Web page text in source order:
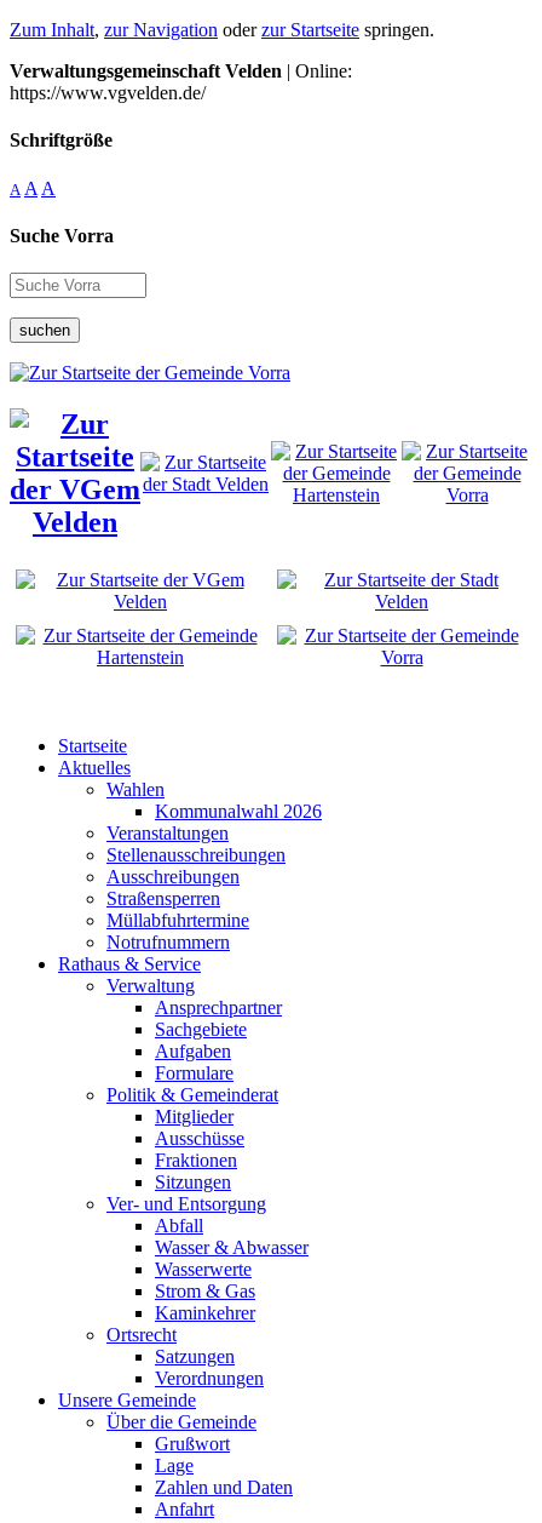
Zum Inhalt, zur Navigation oderzur Startseite springen.
Verwaltungsgemeinschaft Velden | Online:
https://www.vgvelden.de/
Schriftgröße
A A A
Suche Vorra
suchen
Startseite
Aktuelles
Wahlen
Kommunalwahl 2026
Veranstaltungen
Stellenausschreibungen
Ausschreibungen
Straßensperren
Müllabfuhrtermine
Notrufnummern
Rathaus & Service
Verwaltung
Ansprechpartner
Sachgebiete
Aufgaben
Formulare
Politik & Gemeinderat
Mitglieder
Ausschüsse
Fraktionen
Sitzungen
Ver- und Entsorgung
Abfall
Wasser & Abwasser
Wasserwerte
Strom & Gas
Kaminkehrer
Ortsrecht
Satzungen
Verordnungen
Unsere Gemeinde
Über die Gemeinde
Grußwort
Lage
Zahlen und Daten
Anfahrt